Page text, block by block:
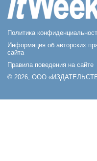
Политика
Информация об авторских
сайта
Правила поведения на сайте
© 2026, ООО